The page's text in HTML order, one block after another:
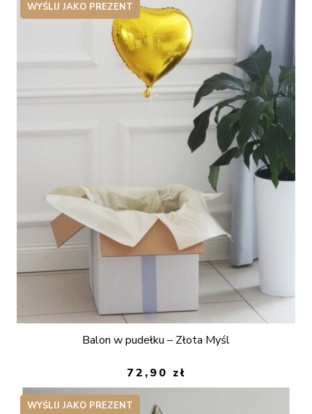
WYŚLIJ JAKO PREZENT
Balon w pudełku – Złota Myśl
72,90 zł
WYŚLIJ JAKO PREZENT